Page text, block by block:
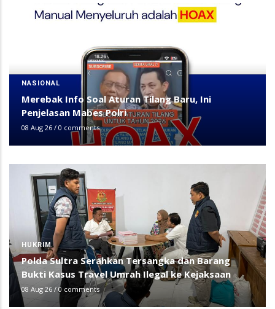
NASIONAL
Merebak Info Soal Aturan Tilang Baru, Ini
Penjelasan Mabes Polri
08 Aug 26 / 0 comments
HUKRIM
Polda Sultra Serahkan Tersangka dan Barang
Bukti Kasus Travel Umrah Ilegal ke Kejaksaan
08 Aug 26 / 0 comments